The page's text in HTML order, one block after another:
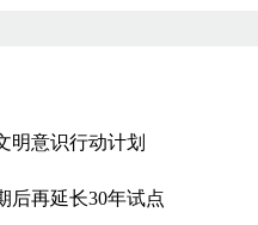
明意识行动计划
后再延长30年试点